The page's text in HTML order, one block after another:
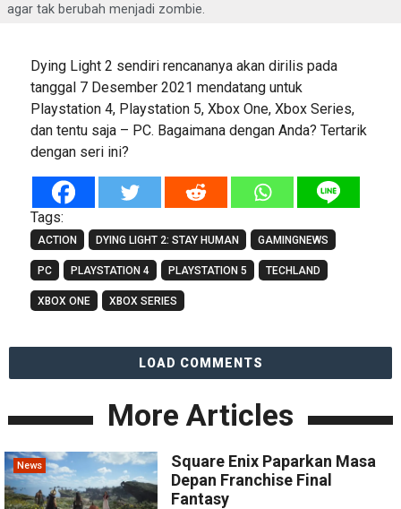
agar tak berubah menjadi zombie.
Dying Light 2 sendiri rencananya akan dirilis pada
tanggal 7 Desember 2021 mendatang untuk
Playstation 4, Playstation 5, Xbox One, Xbox Series,
dan tentu saja – PC. Bagaimana dengan Anda? Tertarik
dengan seri ini?
Tags:
ACTION DYING LIGHT 2: STAY HUMAN GAMINGNEWS
PC PLAYSTATION 4 PLAYSTATION 5 TECHLAND
XBOX ONE XBOX SERIES
LOAD COMMENTS
More Articles
News
Square Enix Paparkan Masa
Depan Franchise Final
Fantasy